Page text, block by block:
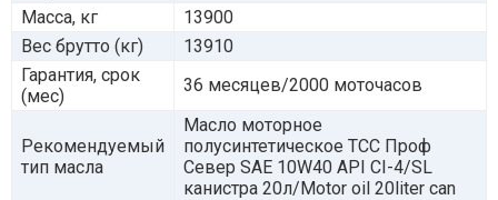
Масса, кг
13900
Вес брутто (кг)
13910
Гарантия, срок
(мес)
36 месяцев/2000 моточасов
Рекомендуемый
тип масла
Масло моторное
полусинтетическое ТСС Проф
Север SAE 10W40 API CI-4/SL
канистра 20л/Motor oil 20liter can